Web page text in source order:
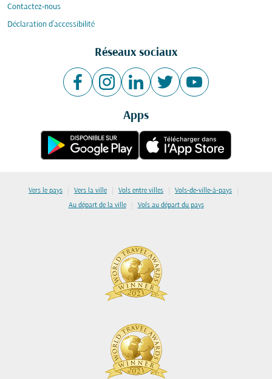
Contactez-nous
Déclaration d’accessibilité
Réseaux sociaux
Apps
Vers le pays | Vers la ville | Vols entre villes | Vols-de-ville-à-pays |
Au départ de la ville | Vols au départ du pays